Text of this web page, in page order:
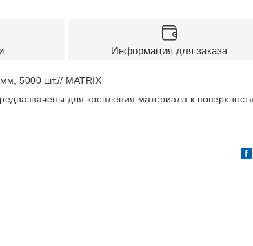
Информация для заказа
5000 шт.// MATRIX
для крепления материала к